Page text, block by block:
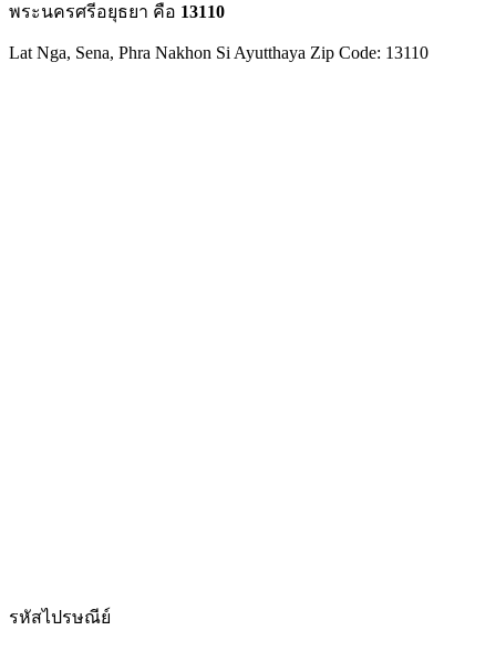
พระนครศรีอยุธยา คือ 13110
Lat Nga, Sena, Phra Nakhon Si Ayutthaya Zip Code: 13110
รหัสไปรษณีย์